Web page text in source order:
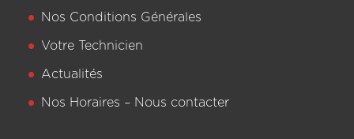
Nos Conditions Générales
Votre Technicien
Actualités
Nos Horaires – Nous contacter